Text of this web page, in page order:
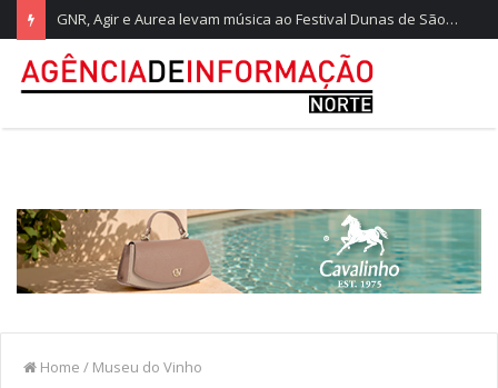
GNR, Agir e Aurea levam música ao Festival Dunas de São Jacinto
Home / Museu do Vinho